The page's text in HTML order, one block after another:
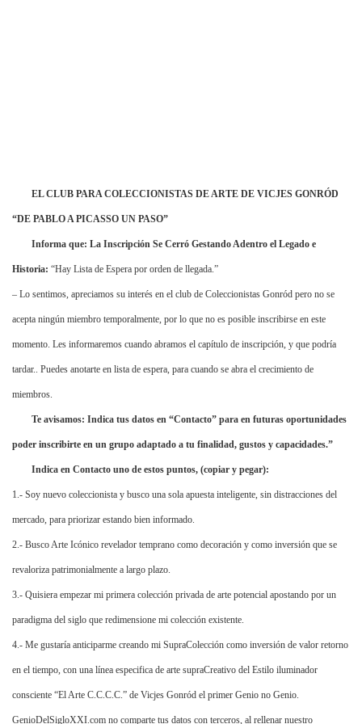
EL CLUB PARA COLECCIONISTAS DE ARTE DE VICJES GONRÓD
“DE PABLO A PICASSO UN PASO”
Informa que: La Inscripción Se Cerró Gestando Adentro el Legado e
Historia: “Hay Lista de Espera por orden de llegada.”
– Lo sentimos, apreciamos su interés en el club de Coleccionistas Gonród pero no se
acepta ningún miembro temporalmente, por lo que no es posible inscribirse en este
momento. Les informaremos cuando abramos el capítulo de inscripción, y que podría
tardar.. Puedes anotarte en lista de espera, para cuando se abra el crecimiento de
miembros.
Te avisamos: Indica tus datos en “Contacto” para en futuras oportunidades
poder inscribirte en un grupo adaptado a tu finalidad, gustos y capacidades.”
Indica en Contacto uno de estos puntos, (copiar y pegar):
1.- Soy nuevo coleccionista y busco una sola apuesta inteligente, sin distracciones del
mercado, para priorizar estando bien informado.
2.- Busco Arte Icónico revelador temprano como decoración y como inversión que se
revaloriza patrimonialmente a largo plazo.
3.- Quisiera empezar mi primera colección privada de arte potencial apostando por un
paradigma del siglo que redimensione mi colección existente.
4.- Me gustaría anticiparme creando mi SupraColección como inversión de valor retorno
en el tiempo, con una línea especifica de arte supraCreativo del Estilo iluminador
consciente “El Arte C.C.C.C.” de Vicjes Gonród el primer Genio no Genio.
GenioDelSigloXXI.com no comparte tus datos con terceros, al rellenar nuestro